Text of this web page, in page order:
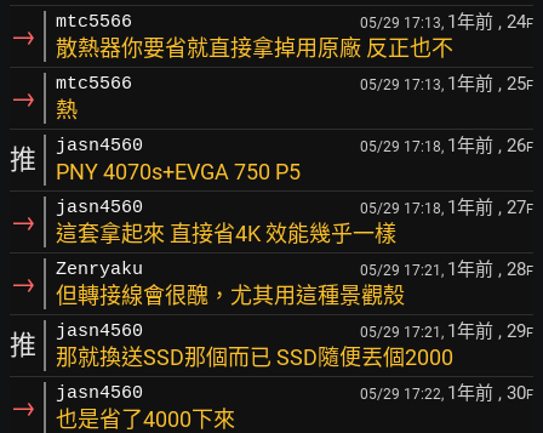
→ mtc5566 05/29 17:13, 1年前 , 24F
散熱器你要省就直接拿掉用原廠 反正也不
→ mtc5566 05/29 17:13, 1年前 , 25F
熱
推 jasn4560 05/29 17:18, 1年前 , 26F
PNY 4070s+EVGA 750 P5
→ jasn4560 05/29 17:18, 1年前 , 27F
這套拿起來 直接省4K 效能幾乎一樣
→ Zenryaku 05/29 17:21, 1年前 , 28F
但轉接線會很醜，尤其用這種景觀殼
推 jasn4560 05/29 17:21, 1年前 , 29F
那就換送SSD那個而已 SSD隨便丟個2000
→ jasn4560 05/29 17:22, 1年前 , 30F
也是省了4000下來